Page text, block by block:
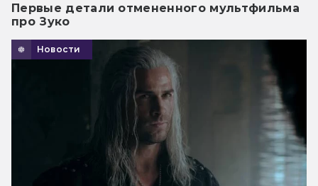
Первые детали отмененного мультфильма
про Зуко
Новости